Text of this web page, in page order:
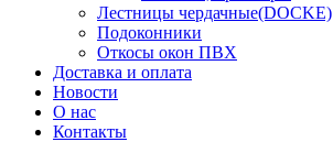
Лестницы чердачные(DOCKE)
Подоконники
Откосы окон ПВХ
Доставка и оплата
Новости
О нас
Контакты